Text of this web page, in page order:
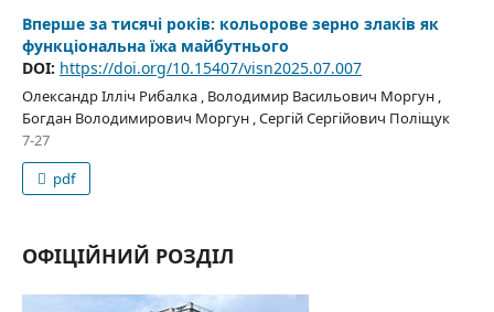
Вперше за тисячі років: кольорове зерно злаків як
функціональна їжа майбутнього
DOI: https://doi.org/10.15407/visn2025.07.007
Олександр Ілліч Рибалка , Володимир Васильович Моргун ,
Богдан Володимирович Моргун , Сергій Сергійович Поліщук
7-27
pdf
ОФІЦІЙНИЙ РОЗДІЛ